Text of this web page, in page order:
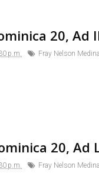
20, Ad
p.m. Fray Nelson
20, Ad
p.m. Fray Nelson